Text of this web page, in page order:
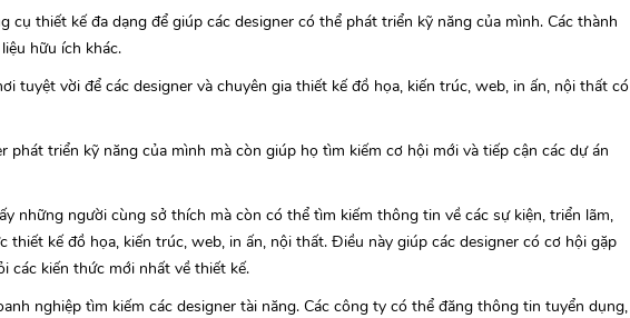
cụ thiết kế đa dạng để giúp các designer có thể phát triển kỹ năng của mình. Các thành
hữu ích khác.
tuyệt vời để các designer và chuyên gia thiết kế đồ họa, kiến trúc, web, in ấn, nội thất có
triển kỹ năng của mình mà còn giúp họ tìm kiếm cơ hội mới và tiếp cận các dự án
những người cùng sở thích mà còn có thể tìm kiếm thông tin về các sự kiện, triển lãm,
kế đồ họa, kiến trúc, web, in ấn, nội thất. Điều này giúp các designer có cơ hội gặp
các kiến thức mới nhất về thiết kế.
nghiệp tìm kiếm các designer tài năng. Các công ty có thể đăng thông tin tuyển dụng,